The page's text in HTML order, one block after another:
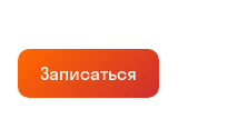
Записаться